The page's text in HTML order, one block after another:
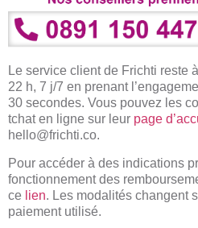
Le service client de Frichti reste
22 h, 7 j/7 en prenant
30 secondes. Vous pouvez les
tchat en ligne sur leur page
hello@frichti.co.
Pour accéder à des indications
fonctionnement des
ce lien. Les modalités changent
paiement utilisé.